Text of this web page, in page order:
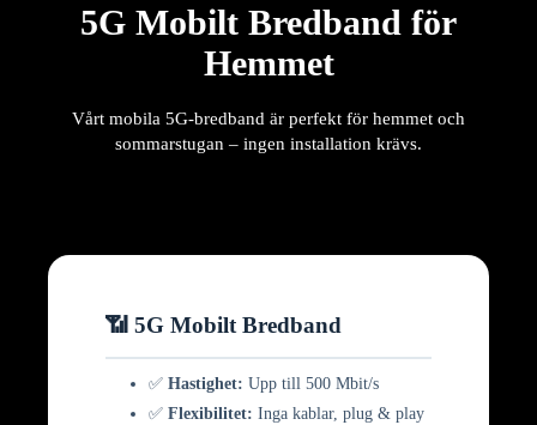
5G Mobilt Bredband för
Hemmet
Vårt mobila 5G-bredband är perfekt för hemmet och
sommarstugan – ingen installation krävs.
📶 5G Mobilt Bredband
✅ Hastighet: Upp till 500 Mbit/s
✅ Flexibilitet: Inga kablar, plug & play